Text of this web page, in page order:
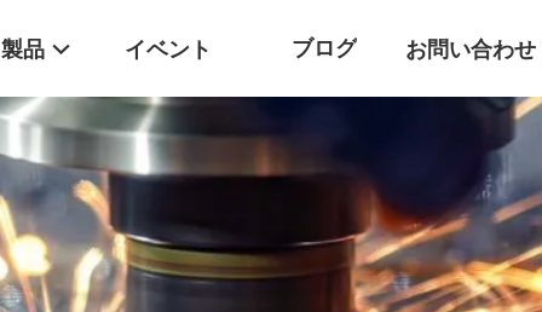
製品 イベント ブログ お問い合わせ